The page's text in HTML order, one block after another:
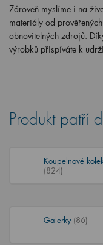
Zároveň myslíme i na
materiály od
obnovitelných zdrojů.
výrobků přispíváte k
Produkt patří
Koupelnové
(824)
Galerky (86)